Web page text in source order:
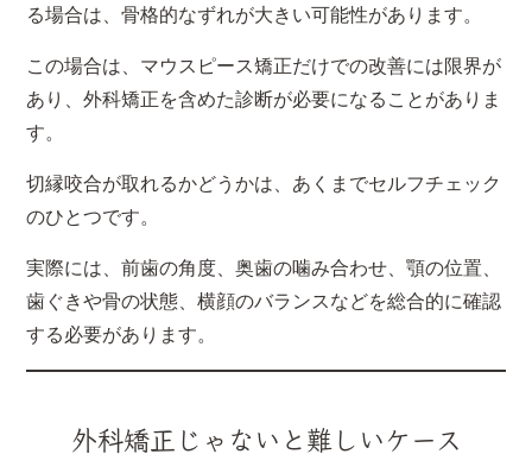
る場合は、骨格的なずれが大きい可能性があります。
この場合は、マウスピース矯正だけでの改善には限界が
あり、外科矯正を含めた診断が必要になることがありま
す。
切縁咬合が取れるかどうかは、あくまでセルフチェック
のひとつです。
実際には、前歯の角度、奥歯の噛み合わせ、顎の位置、
歯ぐきや骨の状態、横顔のバランスなどを総合的に確認
する必要があります。
外科矯正じゃないと難しいケース